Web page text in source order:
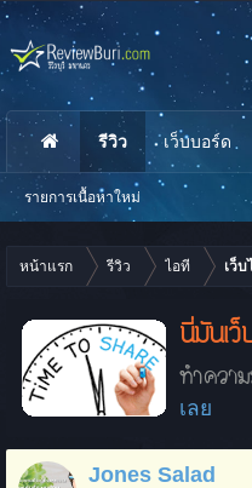
หน้าแรก รีวิว ไอที เว็
นี่มันเ
ทำควา
เลย
Jones Salad
รีวิว
รายการเนื้อหาใหม่
เว็บบอร์ด